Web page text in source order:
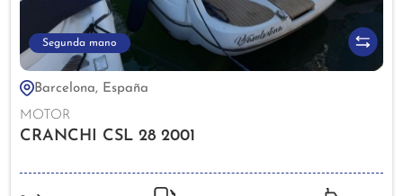
Segunda mano
Barcelona, España
MOTOR
CRANCHI CSL 28 2001